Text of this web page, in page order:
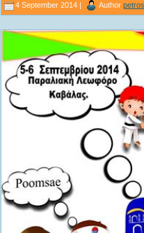
4 September 2014 | Author